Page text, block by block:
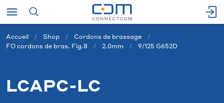
Accueil Shop
Cordons de brassage
FO cordons de bras. Fig.8
2.0mm 9/125 G652D
LCAPC-LC